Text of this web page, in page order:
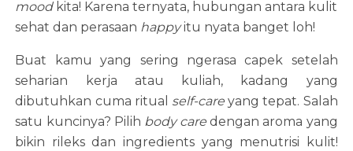
moodkita! Karena ternyata, hubungan antara kulit
sehat dan perasaan happyitu nyata banget loh!
Buat kamu yang sering ngerasa capek setelah
seharian kerja atau kuliah, kadang yang
dibutuhkan cuma ritual self-care yang tepat. Salah
satu kuncinya? Pilih body care dengan aroma yang
bikin rileks dan ingredients yang menutrisi kulit!